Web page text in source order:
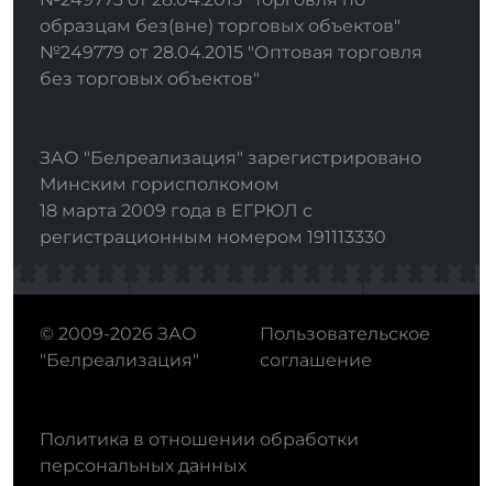
образцам без(вне) торговых объектов"
№249779 от 28.04.2015 "Оптовая торговля
без торговых объектов"
ЗАО "Белреализация" зарегистрировано
Минским горисполкомом
18 марта 2009 года в ЕГРЮЛ с
регистрационным номером 191113330
© 2009-2026 ЗАО
"Белреализация"
Пользовательское
соглашение
Политика в отношении обработки
персональных данных